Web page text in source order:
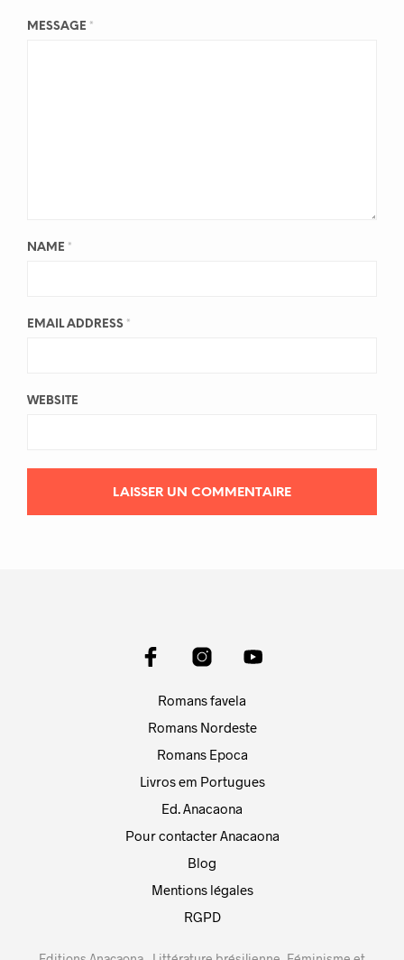
MESSAGE *
NAME *
EMAIL ADDRESS *
WEBSITE
Romans favela
Romans Nordeste
Romans Epoca
Livros em Portugues
Ed. Anacaona
Pour contacter Anacaona
Blog
Mentions légales
RGPD